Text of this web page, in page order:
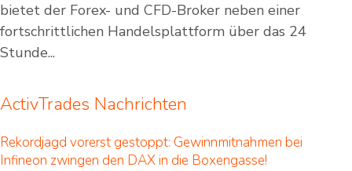
bietet der Forex- und CFD-Broker neben einer
fortschrittlichen Handelsplattform über das 24
Stunde...
ActivTrades Nachrichten
Rekordjagd vorerst gestoppt: Gewinnmitnahmen bei
Infineon zwingen den DAX in die Boxengasse!